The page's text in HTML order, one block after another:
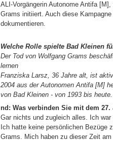
ALI-Vorgängerin Autonome Antifa
Grams initiiert. Auch diese
dokumentieren.
Welche Rolle spielte Bad Kleinen
Der Tod von Wolfgang Grams
lernen
Franziska Larsz, 36 Jahre alt, ist
2004 aus der Autonomen Antifa [M]
von Bad Kleinen - von 1993 bis heute.
nd: Was verbinden Sie mit dem
Gar nichts und zugleich alles. Ich war
Ich hatte keine persönlichen Bezüge
Grams. Mich haben zu dieser Zeit